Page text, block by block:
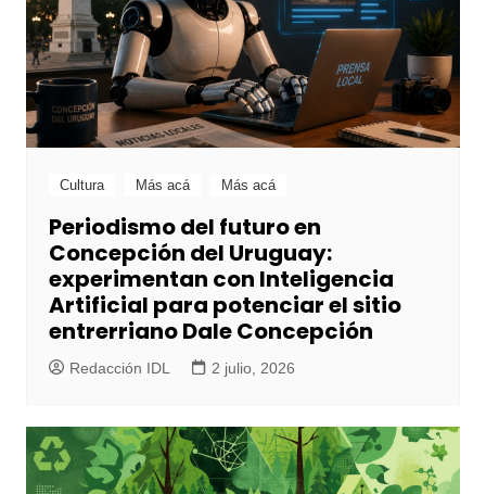
Cultura Más acá Más acá
Periodismo del futuro en
Concepción del Uruguay:
experimentan con Inteligencia
Artificial para potenciar el sitio
entrerriano Dale Concepción
Redacción IDL 2 julio, 2026